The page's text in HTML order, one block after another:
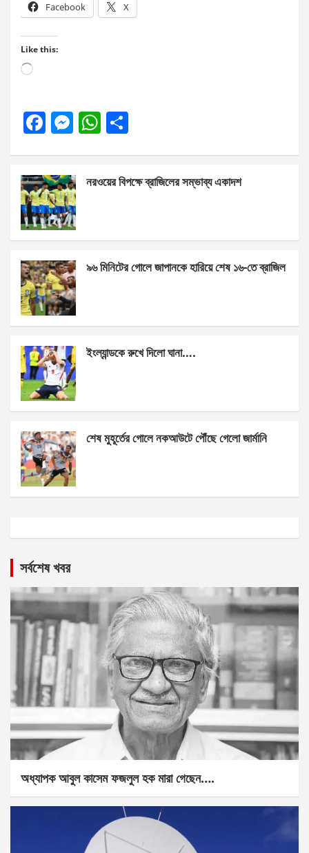
Facebook X
Like this:
Loading…
F
b
o
o
k
M
n
g
er
W
s
p
e
নরওয়ের বিপক্ষে ব্রাজিলের সম্ভাব্য একাদশ
৯৬ মিনিটের গোলে জাপানকে হারিয়ে শেষ ১৬-তে ব্রাজিল
ইংল্যান্ডকে রুখে দিলো ঘানা….
শেষ মুহূর্তের গোলে নকআউটে পৌঁছে গেলো জার্মানি
সর্বশেষ খবর
অধ্যাপক আবুল কাসেম ফজলুল হক মারা গেছেন….